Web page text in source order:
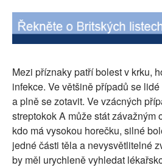
Mezi příznaky patří bolest v krku,
infekce. Ve většině případů se
a plně se zotavit. Ve vzácných
streptokok A může stát závažným
kdo má vysokou horečku, silné
jedné části těla a nevysvětlitelné
by měl urychleně vyhledat